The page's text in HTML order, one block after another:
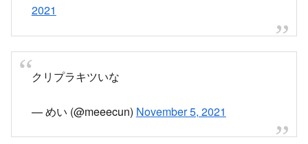
2021
クリプラキツいな
— めい (@meeecun) November 5, 2021